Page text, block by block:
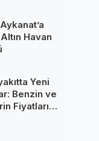
Havan
Yeni
Benzin ve
Fiyatları